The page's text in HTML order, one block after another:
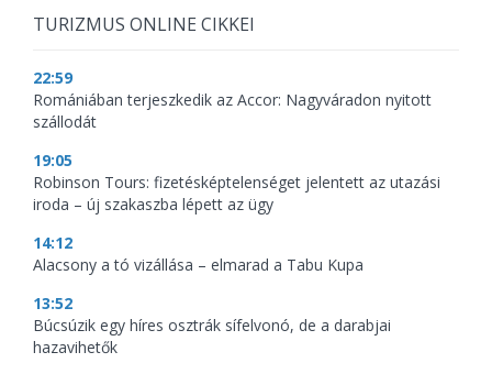
TURIZMUS ONLINE CIKKEI
22:59
Romániában terjeszkedik az Accor: Nagyváradon nyitott
szállodát
19:05
Robinson Tours: fizetésképtelenséget jelentett az utazási
iroda – új szakaszba lépett az ügy
14:12
Alacsony a tó vizállása – elmarad a Tabu Kupa
13:52
Búcsúzik egy híres osztrák sífelvonó, de a darabjai
hazavihetők